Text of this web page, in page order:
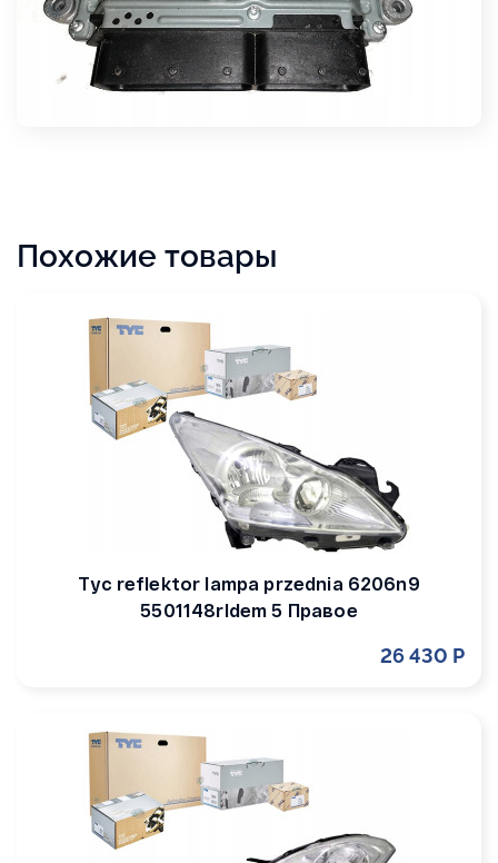
Похожие товары
Tyc reflektor lampa przednia 6206n9
5501148rldem 5 Правое
26 430 Р